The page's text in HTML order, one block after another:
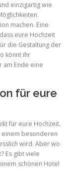
einzigartig wie
machen. Eine
eure Hochzeit
die Gestaltung der
könnt ihr
am Ende eine
für eure
für eure Hochzeit.
einem besonderen
wird. Aber wo
Es gibt viele
schönen Hotel